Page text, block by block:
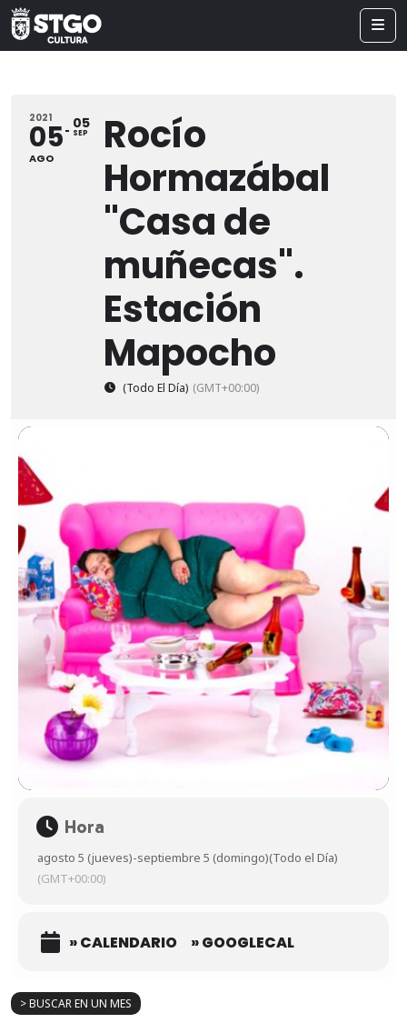
> BUSCAR EN UN MES
2021
05
AGO
05
SEP
Rocío
Hormazábal
"Casa de
muñecas".
Estación
Mapocho
(Todo El Día) (GMT+00:00)
Hora
agosto 5 (jueves)-septiembre 5 (domingo)(Todo el Día)
(GMT+00:00)
» CALENDARIO » GOOGLECAL